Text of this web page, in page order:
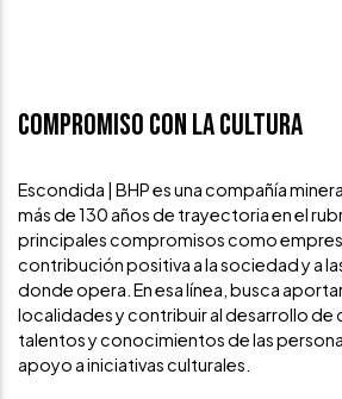
Compromiso con la cultura
Escondida | BHP es una compañía
más de 130 años de trayectoria en el
principales compromisos como
contribución positiva a la sociedad y a
donde opera. En esa línea, busca
localidades y contribuir al desarrollo de
talentos y conocimientos de las
apoyo a iniciativas culturales.